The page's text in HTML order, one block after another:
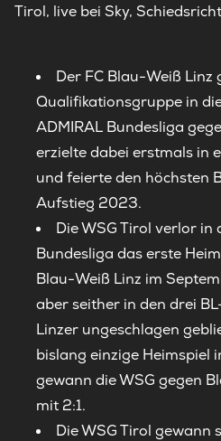
Tirol, live bei Sky,
Der FC Blau-Weiß Linz
Qualifikationsgruppe in
ADMIRAL Bundesliga
erzielte dabei erstmals in
und feierte den höchsten
Aufstieg 2023.
Die WSG Tirol verlor in
Bundesliga das erste
Blau-Weiß Linz im
aber seither in den drei
Linzer ungeschlagen
bislang einzige Heimspiel
gewann die WSG gegen
mit 2:1.
Die WSG Tirol gewann